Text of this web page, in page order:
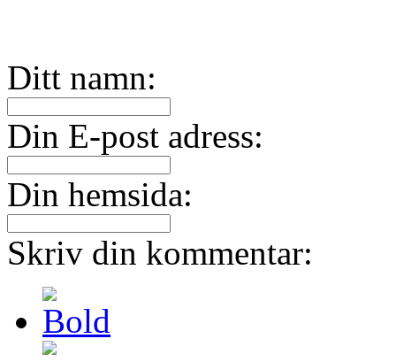
Ditt namn:
Din E-post adress:
Din hemsida:
Skriv din kommentar: